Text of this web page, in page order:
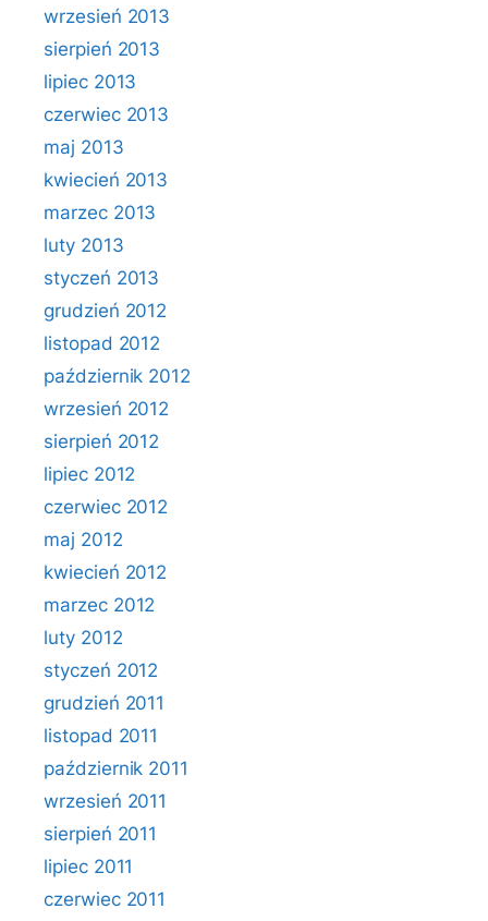
wrzesień 2013
sierpień 2013
lipiec 2013
czerwiec 2013
maj 2013
kwiecień 2013
marzec 2013
luty 2013
styczeń 2013
grudzień 2012
listopad 2012
październik 2012
wrzesień 2012
sierpień 2012
lipiec 2012
czerwiec 2012
maj 2012
kwiecień 2012
marzec 2012
luty 2012
styczeń 2012
grudzień 2011
listopad 2011
październik 2011
wrzesień 2011
sierpień 2011
lipiec 2011
czerwiec 2011